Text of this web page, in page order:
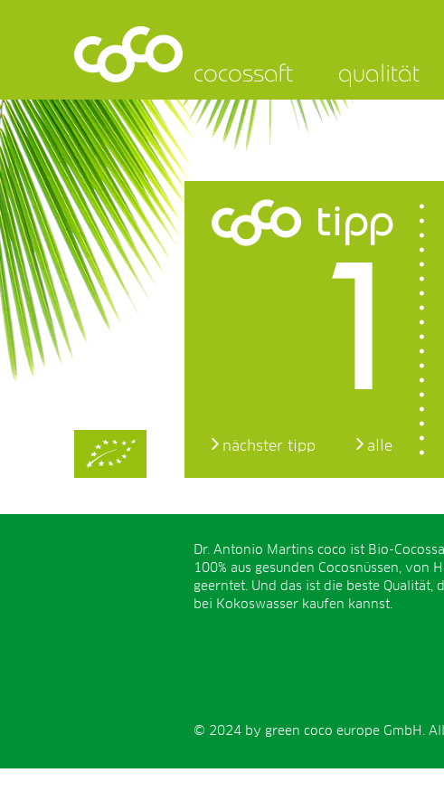
cocossaft qualität
tipp
1
nächster tipp alle
Dr. Antonio Martins coco ist Bio-
100% aus gesunden Cocosnüssen, von
geerntet. Und das ist die beste Qualität,
bei Kokoswasser kaufen kannst.
© 2024 by green coco europe GmbH.